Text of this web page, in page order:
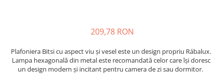
sali sportive
Corpuri de iluminat pentru spital
209,78 RON
Plafoniera Bitsi cu aspect viu și vesel este un design propriu Rábalux.
Lampa hexagonală din metal este recomandată celor care își doresc
un design modern și incitant pentru camera de zi sau dormitor.